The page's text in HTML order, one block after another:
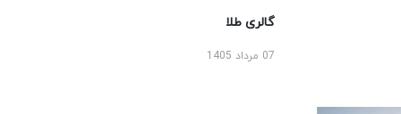
گالری طلا
07 مرداد 1405